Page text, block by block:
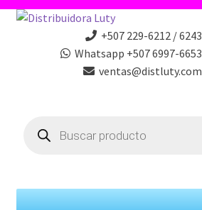
+507 229-6212 / 6243
Whatsapp +507 6997-6653
ventas@distluty.com
search